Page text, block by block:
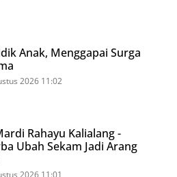
Anak, Menggapai Surga
2026 11:02
Rahayu Kalialang -
Ubah Sekam Jadi Arang
2026 11:01